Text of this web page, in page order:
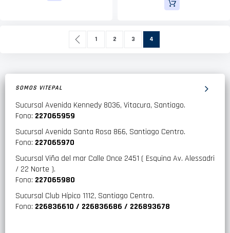
Página
Página
Anterior
Página
1 Página
2 Página
3 Actualmente estás leyendo
4
SOMOS VITEPAL
Sucursal Avenida Kennedy 8036, Vitacura, Santiago.
Fono: 227065959
Sucursal Avenida Santa Rosa 866, Santiago Centro.
Fono: 227065970
Sucursal Viña del mar Calle Once 2451 ( Esquina Av. Alessadri
/ 22 Norte ).
Fono: 227065980
Sucursal Club Hípico 1112, Santiago Centro.
Fono: 226836610 / 226836686 / 226893678